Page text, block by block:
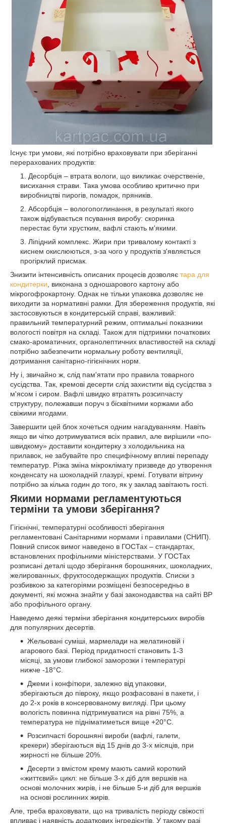
Існує три умови, які потрібно враховувати при зберіганні
перерахованих продуктів:
Десорбція – втрата вологи, що викликає очерственіе,
висихання страви. Така умова особливо критично при
виробництві пирогів, помадок, пряників.
Абсорбція – вологопоглинання, в результаті якого
також відбувається псування виробу: скоринка
перестає бути хрустким, вафлі стають м'якими.
Ліпідний комплекс. Жири при тривалому контакті з
киснем окислюються, з-за чого у продуктів з'являється
прогірклий присмак.
Знизити інтенсивність описаних процесів дозволяє тара для
кондитерки , виконана з одношарового картону або
мікрогофрокартону. Однак не тільки упаковка дозволяє не
виходити за нормативні рамки. Для збереження продуктів, які
застосовуються в кондитерській справі, важливий:
правильний температурний режим, оптимальні показники
вологості повітря на складі. Також для підтримки початкових
смако-ароматичних, органолептичних властивостей на складі
потрібно забезпечити нормальну роботу вентиляції,
дотримання санітарно-гігієнічних норм.
Ну і, звичайно ж, слід пам'ятати про правила товарного
сусідства. Так, кремові десерти слід захистити від сусідства з
м'ясом і сиром. Вафлі швидко втратять розсипчасту
структуру, полежавши поруч з бісквітними коржами або
свіжими ягодами.
Завершити цей блок хочеться одним нагадуванням. Навіть
якщо ви чітко дотримуватися всіх правил, але вирішили «по-
швидкому» доставити кондитерку з холодильника на
прилавок, не забувайте про специфічному впливі перепаду
температур. Різка зміна мікроклімату призведе до утворення
конденсату на шоколадній глазурі, кремі. Готувати вітрину
потрібно за кілька годин до того, як у заклад завітають гості.
Якими нормами регламентуються
терміни та умови зберігання?
Гігієнічні, температурні особливості зберігання
регламентовані Санітарними нормами і правилами (СНИП).
Повний список вимог наведено в ГОСТах – стандартах,
встановлених профільними міністерствами. У ГОСТах
розписані деталі щодо зберігання борошняних, шоколадних,
желированных, фруктосодержащих продуктів. Списки з
розбивкою за категоріями розміщені безпосередньо в
документі, які можна знайти у базі законодавства на сайті ВР
або профільного органу.
Наведемо деякі терміни зберігання кондитерських виробів
для популярних десертів.
Жельовані суміші, мармелади на желатиновій і
агарового базі. Період придатності становить 1-3
місяці, за умови глибокої заморозки і температурі
нижче -18°С.
Джеми і конфітюри, залежно від упаковки,
зберігаються до півроку, якщо розфасовані в пакети, і
до 2-х років в консервованому вигляді. При цьому
вологість повинна підтримуватися на рівні 75%, а
температура не підніматиметься вище +20°С.
Розсипчасті борошняні вироби (вафлі, галети,
крекери) зберігаються від 15 днів до 3-х місяців, при
жирності не більше 20%.
Десерти з вмістом крему мають самий короткий
«життєвий» цикл: не більше 3-х діб для вершків на
основі молочних жирів, і не більше 5-и діб для вершків
на основі рослинних жирів.
Але, треба враховувати, що на тривалість періоду свіжості
впливає і наявність додаткових інгредієнтів. У такому разі